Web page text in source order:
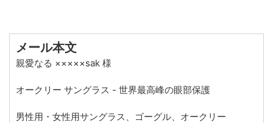
メール本文
親愛なる ×××××sak 様
オークリー サングラス - 世界最高峰の眼部保護
男性用・女性用サングラス、ゴーグル、オークリー